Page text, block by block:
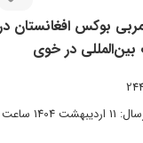
بوکس افغانستان
بین‌المللی در خوی
10:31